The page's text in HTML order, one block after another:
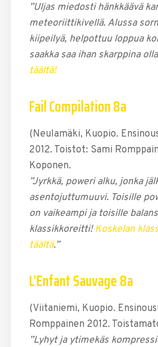
”Uljas miedosti hänkkäävä
meteoriittikivellä. Alussa
kiipeilyä, helpottuu loppua
saakka saa ihan skarppina
täältä!
Fail Compilation 8a
(Neulamäki, Kuopio.
2012. Toistot: Sami
Koponen.
”Jyrkkä, poweri alku, jonka
asentojuttumuuvi. Toisille
on vaikeampi ja toisille
klassikkoreitti!Koskelan
täältä.”
L’Enfant Sauvage 8a
(Viitaniemi, Kuopio.
Romppainen 2012.
”Lyhyt ja ytimekäs